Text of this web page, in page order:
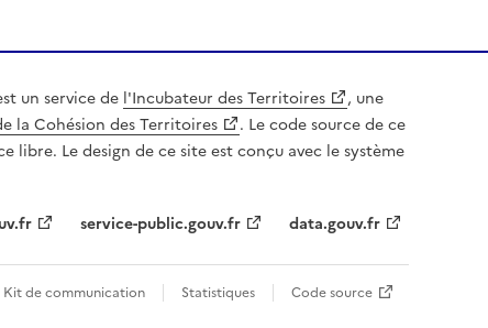
un service de l'Incubateur des Territoires
, une
la Cohésion des Territoires
. Le code source de ce
libre. Le design de ce site est conçu avec le système
service-public.gouv.fr data.gouv.fr
Kit de communication Statistiques Code source